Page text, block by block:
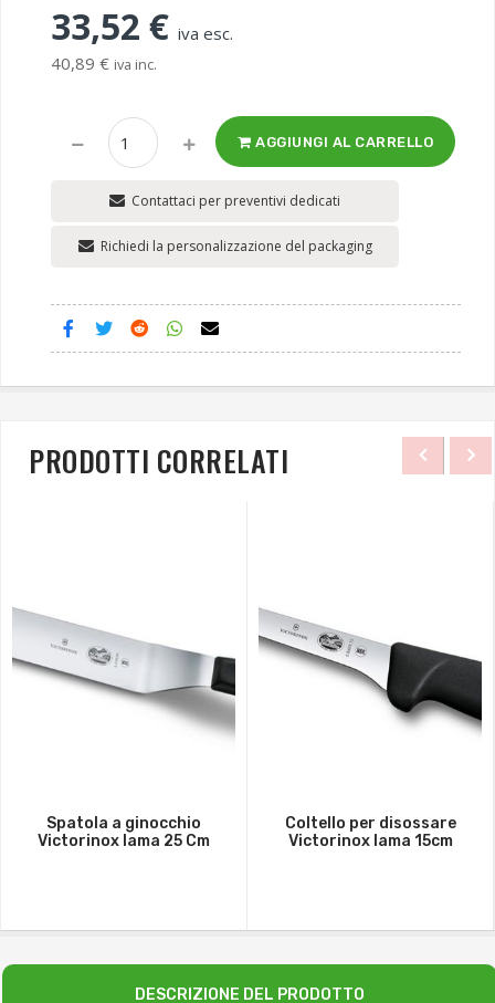
33,52 € iva esc.
40,89 € iva inc.
AGGIUNGI AL CARRELLO
Contattaci per preventivi dedicati
Richiedi la personalizzazione del packaging
PRODOTTI CORRELATI
Spatola a ginocchio
Victorinox lama 25 Cm
Coltello per disossare
Victorinox lama 15cm
DESCRIZIONE DEL PRODOTTO